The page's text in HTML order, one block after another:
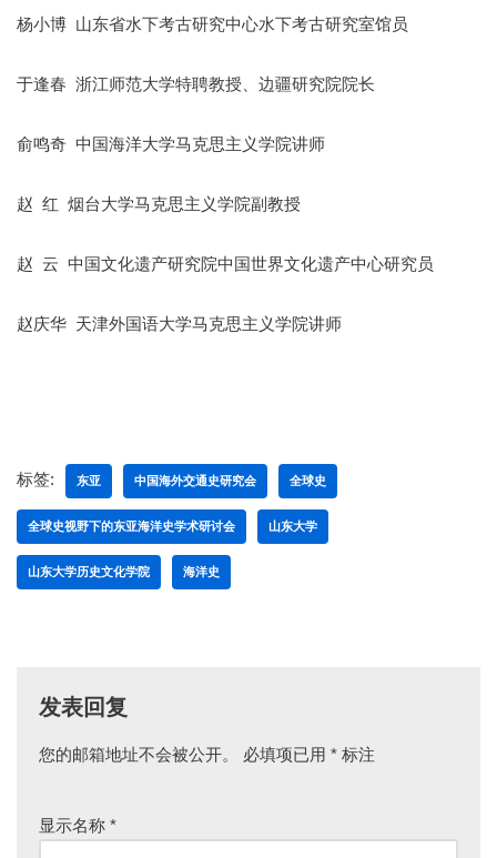
杨小博 山东省水下考古研究中心水下考古研究室馆员
于逢春 浙江师范大学特聘教授、边疆研究院院长
俞鸣奇 中国海洋大学马克思主义学院讲师
赵 红 烟台大学马克思主义学院副教授
赵 云 中国文化遗产研究院中国世界文化遗产中心研究员
赵庆华 天津外国语大学马克思主义学院讲师
标签: 东亚 中国海外交通史研究会 全球史
全球史视野下的东亚海洋史学术研讨会 山东大学
山东大学历史文化学院 海洋史
发表回复
您的邮箱地址不会被公开。 必填项已用 * 标注
显示名称 *